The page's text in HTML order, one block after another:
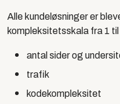
Alle kundeløsninger er
kompleksitetsskala fra 1
antal sider og
trafik
kodekompleksitet